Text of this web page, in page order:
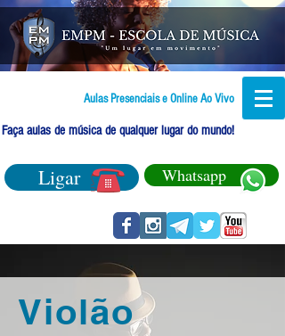
Aulas Presenciais e Online Ao Vivo
Faça aulas de música de qualquer lugar do mundo!
Ligar Whatsapp
Violão